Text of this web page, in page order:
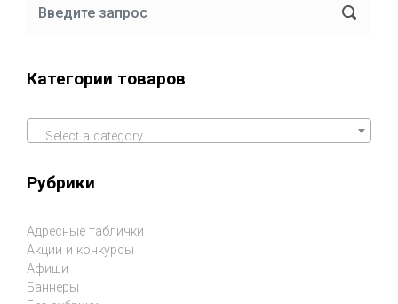
Категории товаров
Select a category
Рубрики
Адресные таблички
Акции и конкурсы
Афиши
Баннеры